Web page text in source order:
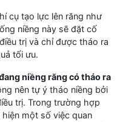
cụ tạo lực lên răng như
niềng này sẽ đặt cố
trị và chỉ được tháo ra
tối ưu.
niềng răng có tháo ra
nên tự ý tháo niềng bởi
trị. Trong trường hợp
một số việc quan